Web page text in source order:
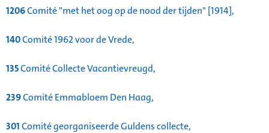
1206Comité "met het oog op de nood der tijden" [1914],
140Comité 1962 voor de Vrede,
135Comité Collecte Vacantievreugd,
239Comité Emmabloem Den Haag,
301Comité georganiseerde Guldens collecte,